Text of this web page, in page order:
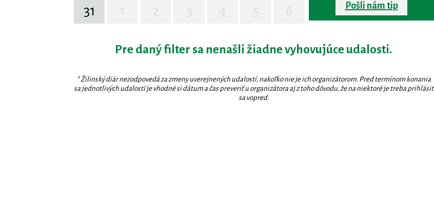
31
Pošli nám tip
Pre daný filter sa nenašli žiadne vyhovujúce udalosti.
* Žilinský diár nezodpovedá za zmeny uverejnených udalostí, nakoľko nie je ich organizátorom. Pred termínom konania
sa jednotlivých udalostí je vhodné si dátum a čas preveriť u organizátora aj z toho dôvodu, že na niektoré je treba prihlásiť
sa vopred.